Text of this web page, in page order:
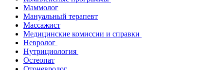
Маммолог
Мануальный терапевт
Массажист
Медицинские комиссии и справки
Невролог
Нутрициология
Остеопат